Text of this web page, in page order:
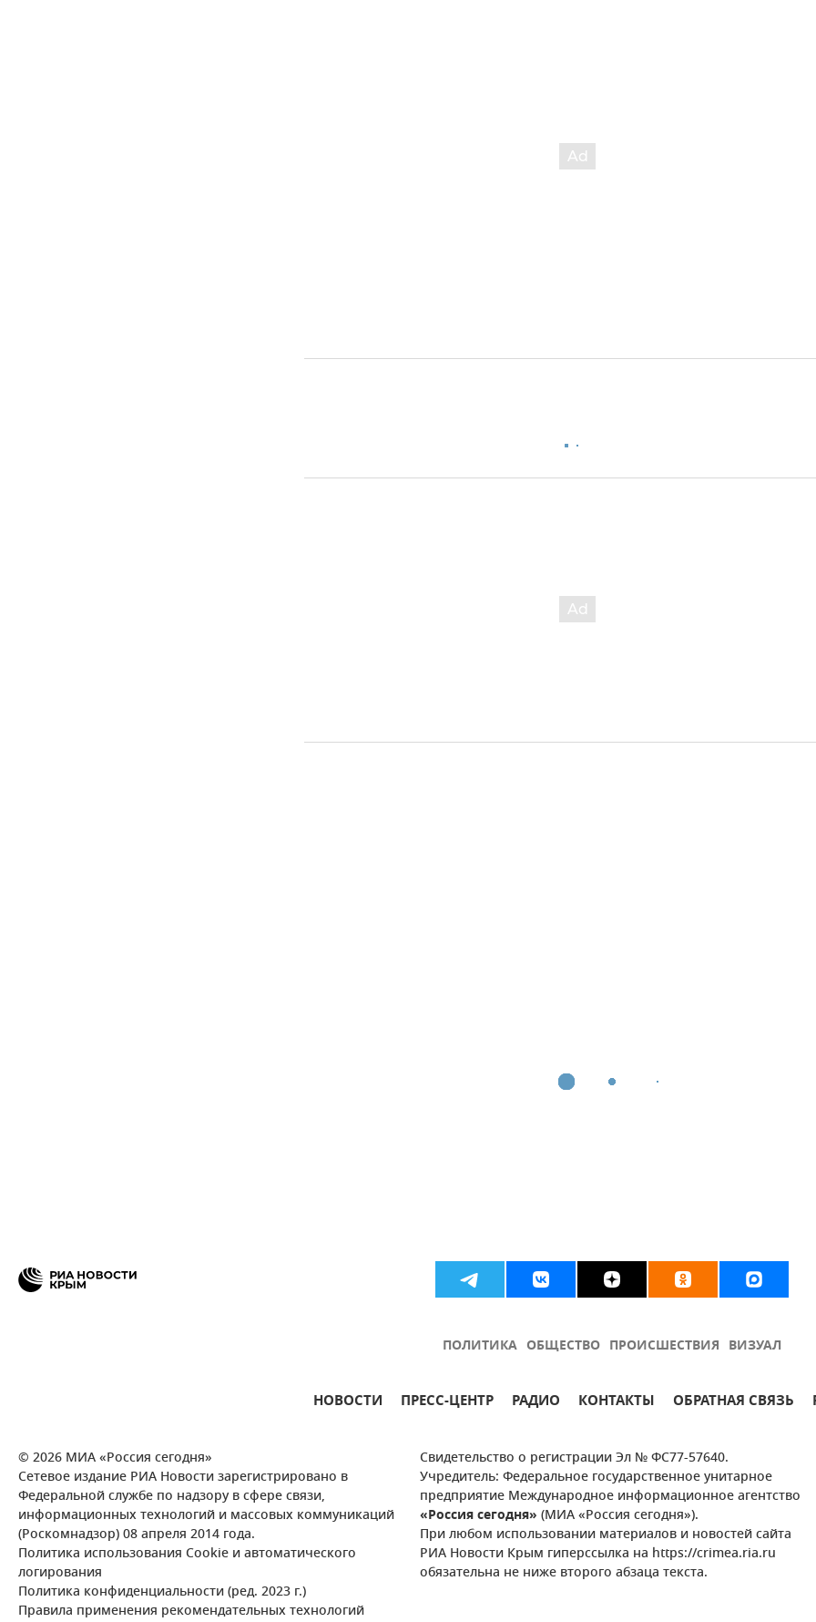
ПОЛИТИКА ОБЩЕСТВО ПРОИСШЕСТВИЯ ВИЗУАЛ
НОВОСТИ ПРЕСС-ЦЕНТР РАДИО КОНТАКТЫ ОБРАТНАЯ СВЯЗЬ
© 2026 МИА «Россия сегодня»
Сетевое издание РИА Новости зарегистрировано в
Федеральной службе по надзору в сфере связи,
информационных технологий и массовых коммуникаций
(Роскомнадзор) 08 апреля 2014 года.
Политика использования Cookie и автоматического
логирования
Политика конфиденциальности (ред. 2023 г.)
Правила применения рекомендательных технологий
Свидетельство о регистрации Эл № ФС77-57640.
Учредитель: Федеральное государственное унитарное
предприятие Международное информационное агентство
«Россия сегодня» (МИА «Россия сегодня»).
При любом использовании материалов и новостей сайта
РИА Новости Крым гиперссылка на https://crimea.ria.ru
обязательна не ниже второго абзаца текста.